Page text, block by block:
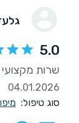
5.0
שרות מקצועי
04.01.2026
סוג טיפול: